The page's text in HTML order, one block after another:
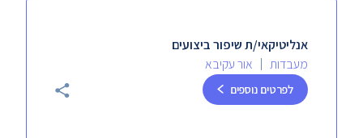
אנליטיקאי/ת שיפור ביצועים
אור עקיבא
מעבדות
לפרטים נוספים